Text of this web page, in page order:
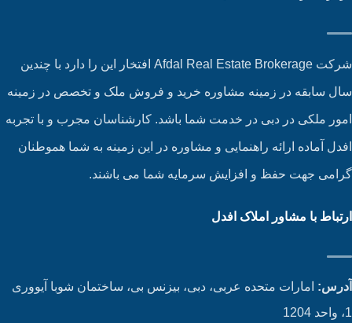
شرکت Afdal Real Estate Brokerage افتخار این را دارد با چندین
سابقه در زمینه مشاوره خرید و فروش ملک و تخصص در زمینه
ملکی در دبی در خدمت شما باشد. کارشناسان مجرب و با تجربه
آماده ارائه راهنمایی و مشاوره در این زمینه به شما هموطنان
جهت حفظ و افزایش سرمایه شما می باشند.
با مشاور املاک افدل
امارات متحده عربی، دبی، بیزنس بی، ساختمان شوبا آیووری